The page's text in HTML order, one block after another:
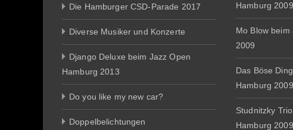
Die Hamburger CSD-Parade 2017
Diverse Musiker und Konzerte
Django Deluxe beim Jazz Open
Hamburg 2013
Do you like my new car?
Doppelbelichtungen
Hamburg 2009
Mo Blow beim
2009
Das Böse
Hamburg 2009
Studnitzky
Hamburg 2009